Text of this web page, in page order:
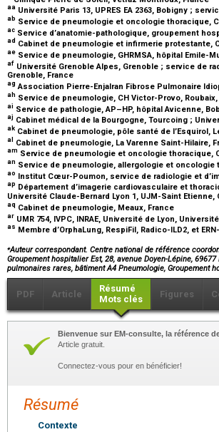
aa Université Paris 13, UPRES EA 2363, Bobigny ;
ab Service de pneumologie et oncologie thoracique,
ac Service d’anatomie-pathologique, groupement
ad Cabinet de pneumologie et infirmerie protestante,
ae Service de pneumologie, GHRMSA, hôpital Emile-
af Université Grenoble Alpes, Grenoble ; service de
Grenoble, France
ag Association Pierre-Enjalran Fibrose Pulmonaire
ah Service de pneumologie, CH Victor-Provo, Roubaix,
ai Service de pathologie, AP–HP, hôpital Avicenne,
aj Cabinet médical de la Bourgogne, Tourcoing ;
ak Cabinet de pneumologie, pôle santé de l’Esquirol,
al Cabinet de pneumologie, La Varenne Saint-Hilaire,
am Service de pneumologie et oncologie thoracique,
an Service de pneumologie, allergologie et
ao Institut Cœur-Poumon, service de radiologie et
ap Département d’imagerie cardiovasculaire et
Université Claude-Bernard Lyon 1, UJM-Saint Etienne,
aq Cabinet de pneumologie, Meaux, France
ar UMR 754, IVPC, INRAE, Université de Lyon,
as Membre d’OrphaLung, RespiFil, Radico-ILD2, et
⁎Auteur correspondant. Centre national de référence
Groupement hospitalier Est, 28, avenue Doyen-Lépine,
pulmonaires rares, bâtiment A4 Pneumologie, Groupement
PDF Article
Résumé
Mots clés
Figures
Bienvenue sur EM-consulte, la référence
Article gratuit.
Connectez-vous pour en bénéficier!
Résumé
Contexte